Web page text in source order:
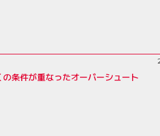
条件が重なったオーバーシュート